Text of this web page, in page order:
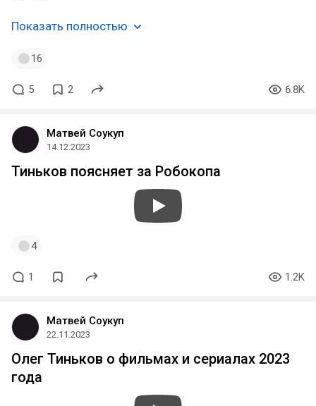
Показать полностью
16
5 2 6.8K
Матвей Соукуп
14.12.2023
Тиньков поясняет за Робокопа
4
1 1.2K
Матвей Соукуп
22.11.2023
Олег Тиньков о фильмах и сериалах 2023
года